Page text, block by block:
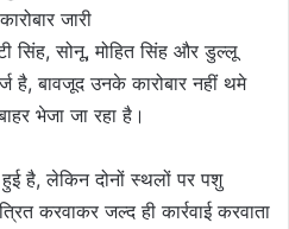
जारी
सिंह, सोनू, मोहित सिंह और डुल्लू
है, बावजूद उनके कारोबार नहीं थमे
भेजा जा रहा है।
है, लेकिन दोनों स्थलों पर पशु
करवाकर जल्द ही कार्रवाई करवाता